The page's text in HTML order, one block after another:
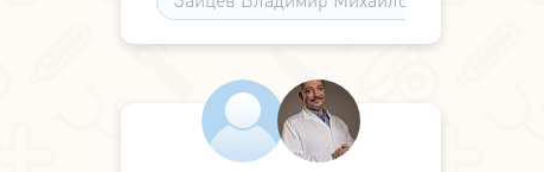
с этой стороны федеральные
неконкретны, читают лекции
по
медицине вместо работы по